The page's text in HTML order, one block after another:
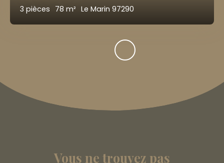
3 pièces 78 m² Le Marin 97290
Vous ne trouvez pas